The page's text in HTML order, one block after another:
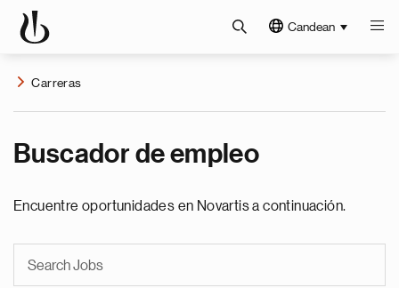
Candean
Carreras
Buscador de empleo
Encuentre oportunidades en Novartis a continuación.